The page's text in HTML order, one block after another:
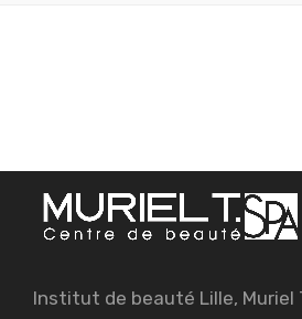
Institut de beauté Lille, Muriel